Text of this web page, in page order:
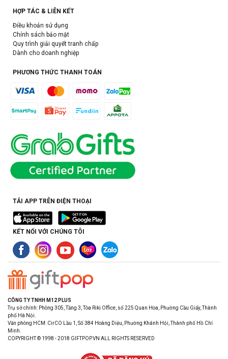
HỢP TÁC & LIÊN KẾT
Điều khoản sử dụng
Chính sách bảo mật
Quy trình giải quyết tranh chấp
Dành cho doanh nghiệp
PHƯƠNG THỨC THANH TOÁN
TẢI APP TRÊN ĐIỆN THOẠI
KẾT NỐI VỚI CHÚNG TÔI
CÔNG TY TNHH M12 PLUS
Trụ sở chính: Phòng 305, Tầng 3, Tòa Riki Office, số 225 Quan Hoa, Phường Cầu Giấy, Thành
phố Hà Nội.
Văn phòng HCM: CirCO Lầu 1, Số 384 Hoàng Diệu, Phường Khánh Hội, Thành phố Hồ Chí
Minh.
COPYRIGHT © 1998 - 2018 GIFTPOP.VN ALL RIGHTS RESERVED